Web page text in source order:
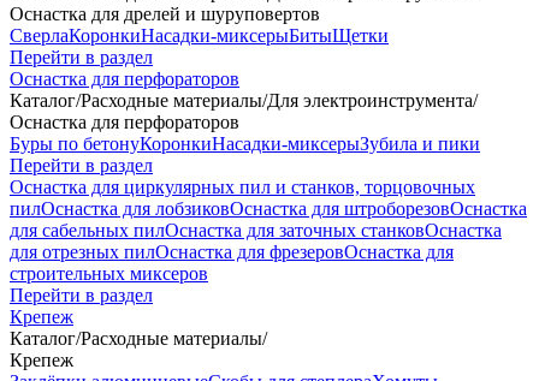
Оснастка для дрелей и шуруповертов
СверлаКоронкиНасадки-миксерыБитыЩетки
Перейти в раздел
Оснастка для перфораторов
Каталог/Расходные материалы/Для электроинструмента/
Оснастка для перфораторов
Буры по бетонуКоронкиНасадки-миксерыЗубила и пики
Перейти в раздел
Оснастка для циркулярных пил и станков, торцовочных
пилОснастка для лобзиковОснастка для штроборезовОснастка
для сабельных пилОснастка для заточных станковОснастка
для отрезных пилОснастка для фрезеровОснастка для
строительных миксеров
Перейти в раздел
Крепеж
Каталог/Расходные материалы/
Крепеж